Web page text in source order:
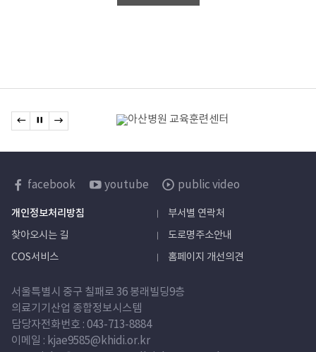
관련기관
이전 배너로 이동
배너 정지다음 배너로 이동
한국보건산업진흥원
sns
바로가기
facebook youtube public video
개인정보처리방침
부서별 연락처
찾아오시는 길
도로명주소안내
COS서비스
홈페이지 개선의견
서울특별시 중구 칠패로 36 봉래빌딩9층
의료기기산업 종합정보시스템
담당자전화번호 : 043-713-8884
이메일 : kjae9585@khidi.or.kr